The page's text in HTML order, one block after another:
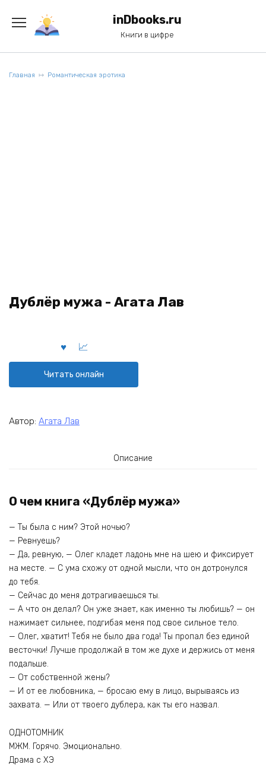
содержанию
inDbooks.ru
Книги в цифре
Главная Романтическая эротика
Дублёр мужа - Агата Лав
Читать онлайн
Автор: Агата Лав
Описание
О чем книга «Дублёр мужа»
— Ты была с ним? Этой ночью?
— Ревнуешь?
— Да, ревную, — Олег кладет ладонь мне на шею и фиксирует
на месте. — С ума схожу от одной мысли, что он дотронулся
до тебя.
— Сейчас до меня дотрагиваешься ты.
— А что он делал? Он уже знает, как именно ты любишь? — он
нажимает сильнее, подгибая меня под свое сильное тело.
— Олег, хватит! Тебя не было два года! Ты пропал без единой
весточки! Лучше продолжай в том же духе и держись от меня
подальше.
— От собственной жены?
— И от ее любовника, — бросаю ему в лицо, вырываясь из
захвата. — Или от твоего дублера, как ты его назвал.
ОДНОТОМНИК
МЖМ. Горячо. Эмоционально.
Драма с ХЭ